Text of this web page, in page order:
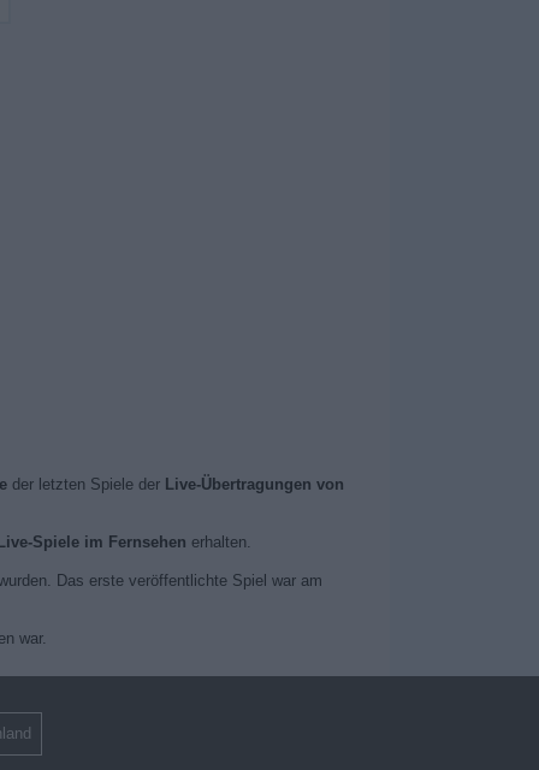
der letzten Spiele der Live-Übertragungen von
Spiele im Fernsehen erhalten.
Das erste veröffentlichte Spiel war am
war.